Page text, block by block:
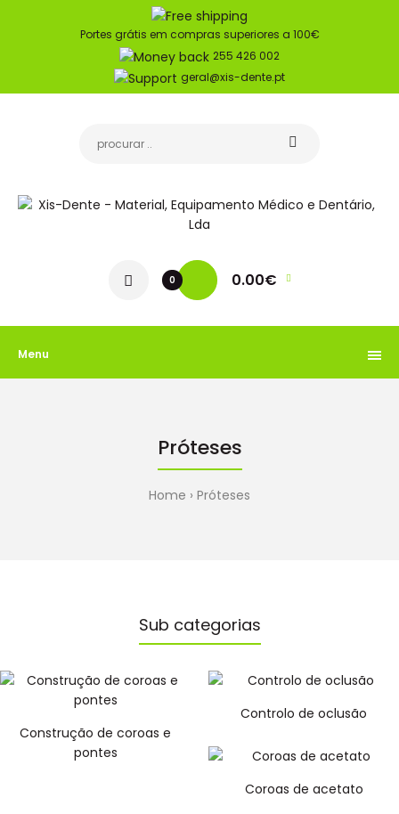
Portes grátis em compras superiores a 100€
255 426 002
geral@xis-dente.pt
0 0.00€
Menu
Próteses
Home Próteses
Sub categorias
Construção de coroas e
pontes
Controlo de oclusão
Coroas de acetato